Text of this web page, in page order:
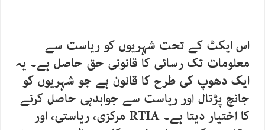
اس ایکٹ کے تحت شہریوں کو ریاست سے
معلومات تک رسائی کا قانونی حق حاصل ہے۔ یہ
ایک دھوپ کی طرح کا قانون ہے جو شہریوں کو
جانچ پڑتال اور ریاست سے جوابدہی حاصل کرنے
کا اختیار دیتا ہے۔ RTIA مرکزی، ریاستی، اور